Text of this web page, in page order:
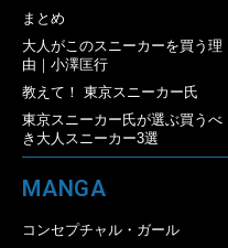
まとめ
大人がこのスニーカーを買う理
由｜小澤匡行
教えて！ 東京スニーカー氏
東京スニーカー氏が選ぶ買うべ
き大人スニーカー3選
MANGA
コンセプチャル・ガール